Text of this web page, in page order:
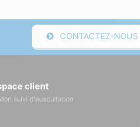
CONTACTEZ-NOUS
client
suivi d'auscultation